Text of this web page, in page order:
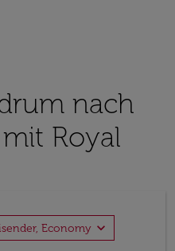
nach
Royal
Economy expand_more